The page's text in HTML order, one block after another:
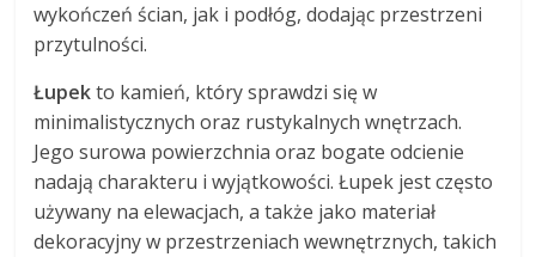
wykończeń ścian, jak i podłóg, dodając przestrzeni
przytulności.
Łupekto kamień, który sprawdzi się w
minimalistycznych oraz rustykalnych wnętrzach.
Jego surowa powierzchnia oraz bogate odcienie
nadają charakteru i wyjątkowości. Łupek jest często
używany na elewacjach, a także jako materiał
dekoracyjny w przestrzeniach wewnętrznych, takich